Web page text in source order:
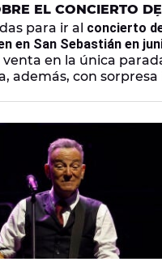
EL CONCIERTO
DE SAN
LAS
para ir al concierto
en San Sebastián en
venta en la única
además, con sorpresa